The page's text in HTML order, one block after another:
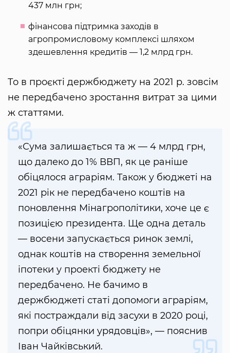
437 млн грн;
фінансова підтримка заходів в
агропромисловому комплексі шляхом
здешевлення кредитів — 1,2 млрд грн.
То в проєкті держбюджету на 2021 р. зовсім
не передбачено зростання витрат за цими
ж статтями.
«Сума залишається та ж — 4 млрд грн,
що далеко до 1% ВВП, як це раніше
обіцялося аграріям. Також у бюджеті на
2021 рік не передбачено коштів на
поновлення Мінагрополітики, хоче це є
позицією президента. Ще одна деталь
— восени запускається ринок землі,
однак коштів на створення земельної
іпотеки у проекті бюджету не
передбачено. Не бачимо в
держбюджеті статі допомоги аграріям,
які постраждали від засухи в 2020 році,
попри обіцянки урядовців», — пояснив
Іван Чайківський.